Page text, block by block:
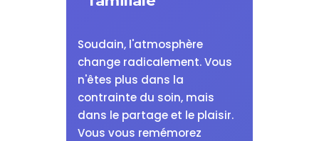
Soudain, l'atmosphère
change radicalement. Vous
n'êtes plus dans la
contrainte du soin, mais
dans le partage et le plaisir.
Vous vous remémorez